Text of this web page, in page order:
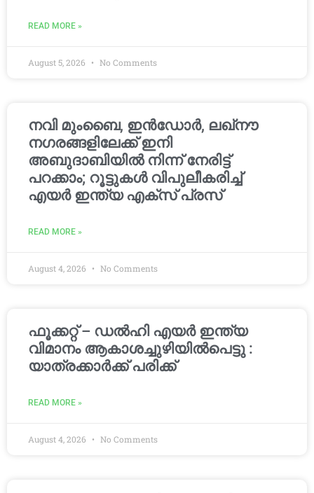
READ MORE »
August 5, 2026 No Comments
നവി മുംബൈ, ഇൻഡോർ, ലഖ്നൗ
നഗരങ്ങളിലേക്ക് ഇനി
അബുദാബിയിൽ നിന്ന് നേരിട്ട്
പറക്കാം; റൂട്ടുകൾ വിപുലീകരിച്ച്
എയർ ഇന്ത്യ എക്സ് പ്രസ്
READ MORE »
August 4, 2026 No Comments
ഫൂക്കറ്റ് – ഡൽഹി എയര്‍ ഇന്ത്യ
വിമാനം ആകാശച്ചുഴിയില്‍പെട്ടു :
യാത്രക്കാര്‍ക്ക് പരിക്ക്
READ MORE »
August 4, 2026 No Comments